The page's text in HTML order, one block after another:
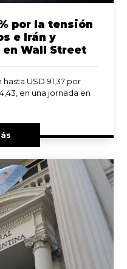
por la tensión
e Irán y
Wall Street
USD 91,37 por
en una jornada en